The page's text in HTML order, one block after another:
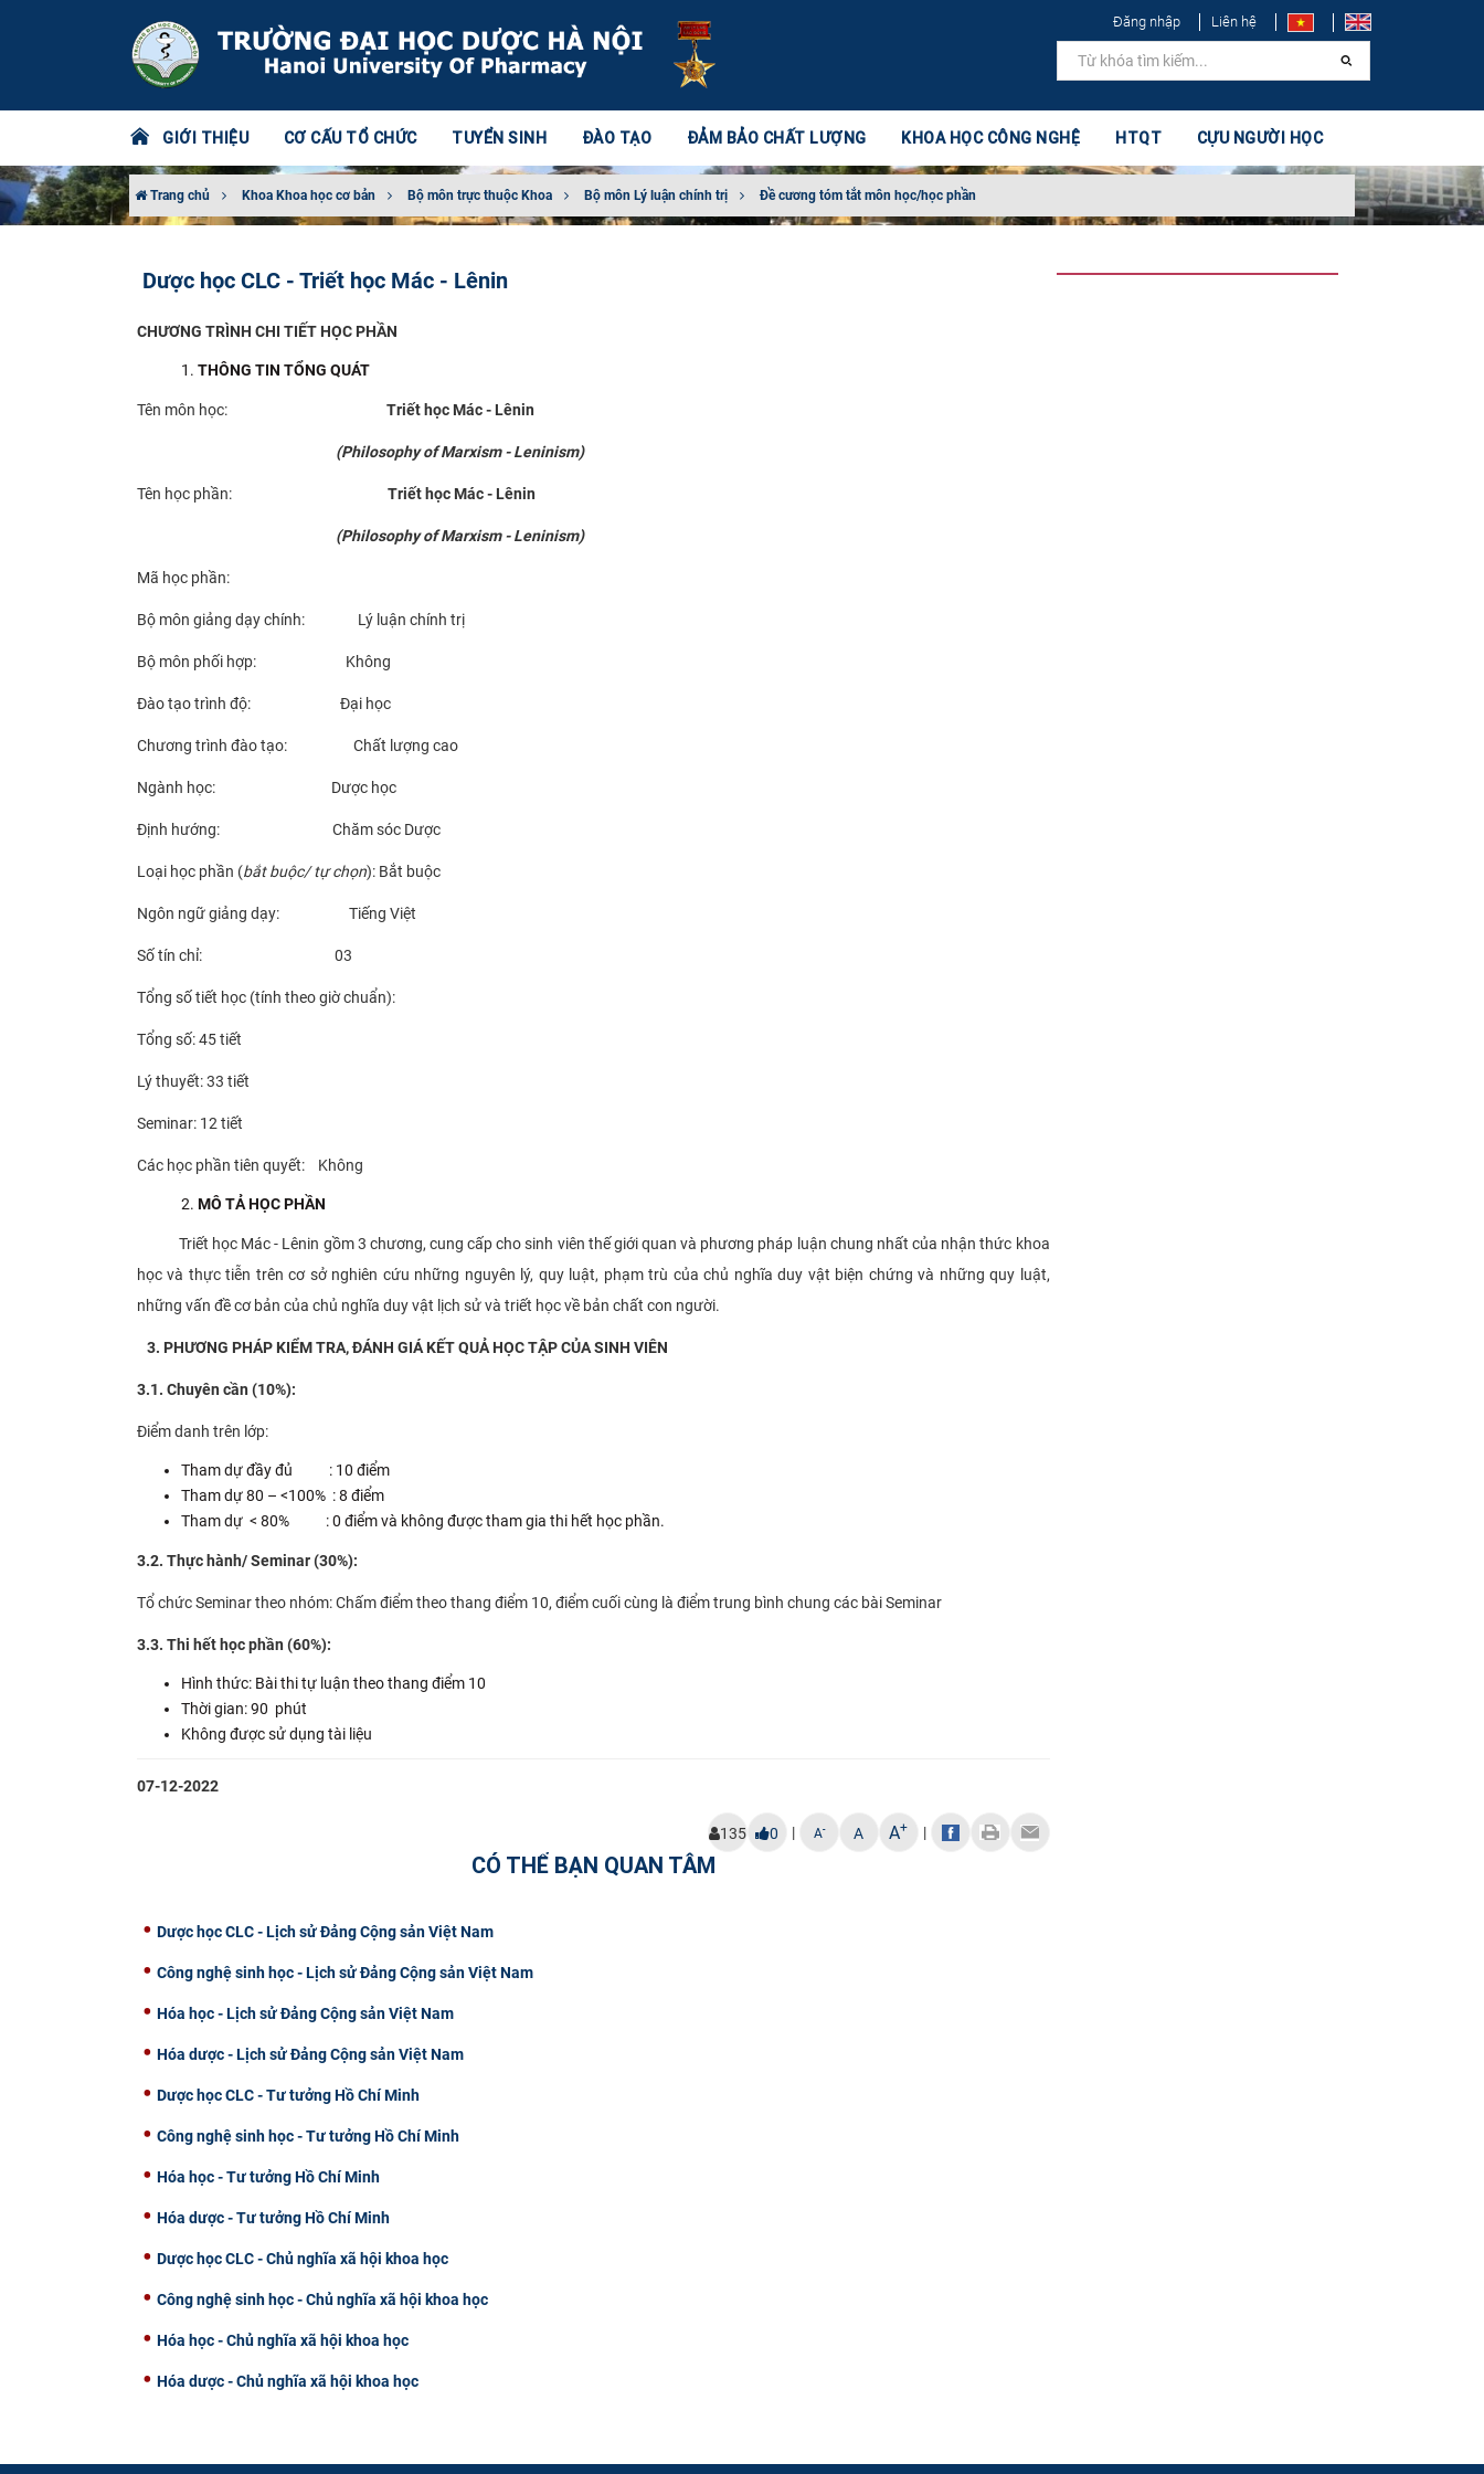
Đăng nhập Liên hệ
GIỚI THIỆU CƠ CẤU TỔ CHỨC TUYỂN SINH ĐÀO TẠO ĐẢM BẢO CHẤT LƯỢNG KHOA HỌC CÔNG NGHỆ HTQT CỰU NGƯỜI HỌC
Trang chủ Khoa Khoa học cơ bản Bộ môn trực thuộc Khoa Bộ môn Lý luận chính trị Đề cương tóm tắt môn học/học phần
Dược học CLC - Triết học Mác - Lênin
CHƯƠNG TRÌNH CHI TIẾT HỌC PHẦN
THÔNG TIN TỔNG QUÁT
Tên môn học: Triết học Mác - Lênin
(Philosophy of Marxism - Leninism)
Tên học phần: Triết học Mác - Lênin
(Philosophy of Marxism - Leninism)
Mã học phần:
Bộ môn giảng dạy chính: Lý luận chính trị
Bộ môn phối hợp: Không
Đào tạo trình độ: Đại học
Chương trình đào tạo: Chất lượng cao
Ngành học: Dược học
Định hướng: Chăm sóc Dược
Loại học phần (bắt buộc/ tự chọn): Bắt buộc
Ngôn ngữ giảng dạy: Tiếng Việt
Số tín chỉ: 03
Tổng số tiết học (tính theo giờ chuẩn):
Tổng số: 45 tiết
Lý thuyết: 33 tiết
Seminar: 12 tiết
Các học phần tiên quyết: Không
MÔ TẢ HỌC PHẦN
Triết học Mác - Lênin gồm 3 chương, cung cấp cho sinh viên thế giới quan và phương pháp luận chung nhất của nhận thức khoa
học và thực tiễn trên cơ sở nghiên cứu những nguyên lý, quy luật, phạm trù của chủ nghĩa duy vật biện chứng và những quy luật,
những vấn đề cơ bản của chủ nghĩa duy vật lịch sử và triết học về bản chất con người.
3. PHƯƠNG PHÁP KIỂM TRA, ĐÁNH GIÁ KẾT QUẢ HỌC TẬP CỦA SINH VIÊN
3.1. Chuyên cần (10%):
Điểm danh trên lớp:
Tham dự đầy đủ : 10 điểm
Tham dự 80 – <100% : 8 điểm
Tham dự < 80% : 0 điểm và không được tham gia thi hết học phần.
3.2. Thực hành/ Seminar (30%):
Tổ chức Seminar theo nhóm: Chấm điểm theo thang điểm 10, điểm cuối cùng là điểm trung bình chung các bài Seminar
3.3. Thi hết học phần (60%):
Hình thức: Bài thi tự luận theo thang điểm 10
Thời gian: 90 phút
Không được sử dụng tài liệu
07-12-2022
135 0 | A- A A+ |
CÓ THỂ BẠN QUAN TÂM
Dược học CLC - Lịch sử Đảng Cộng sản Việt Nam
Công nghệ sinh học - Lịch sử Đảng Cộng sản Việt Nam
Hóa học - Lịch sử Đảng Cộng sản Việt Nam
Hóa dược - Lịch sử Đảng Cộng sản Việt Nam
Dược học CLC - Tư tưởng Hồ Chí Minh
Công nghệ sinh học - Tư tưởng Hồ Chí Minh
Hóa học - Tư tưởng Hồ Chí Minh
Hóa dược - Tư tưởng Hồ Chí Minh
Dược học CLC - Chủ nghĩa xã hội khoa học
Công nghệ sinh học - Chủ nghĩa xã hội khoa học
Hóa học - Chủ nghĩa xã hội khoa học
Hóa dược - Chủ nghĩa xã hội khoa học